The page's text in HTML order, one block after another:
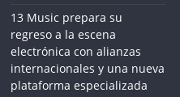
13 Music prepara su
regreso a la escena
electrónica con alianzas
internacionales y una nueva
plataforma especializada